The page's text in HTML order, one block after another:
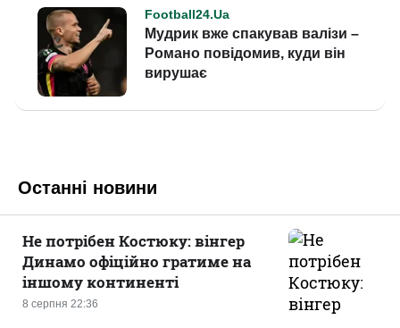
Останні новини
8 серпня 22:36
Не потрібен Костюку: вінгер
Динамо офіційно гратиме на
іншому континенті